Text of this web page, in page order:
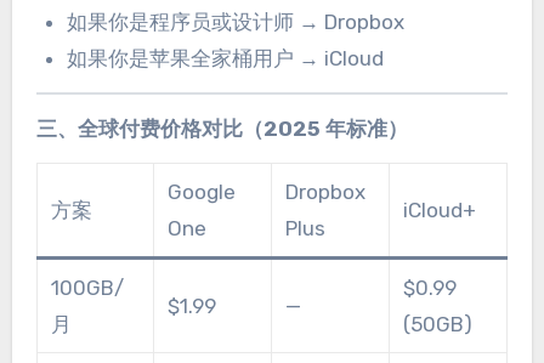
如果你是程序员或设计师 → Dropbox
如果你是苹果全家桶用户 → iCloud
三、全球付费价格对比（2025 年标准）
方案
Google
One
Dropbox
Plus
iCloud+
100GB/
月
$1.99 —
$0.99
(50GB)